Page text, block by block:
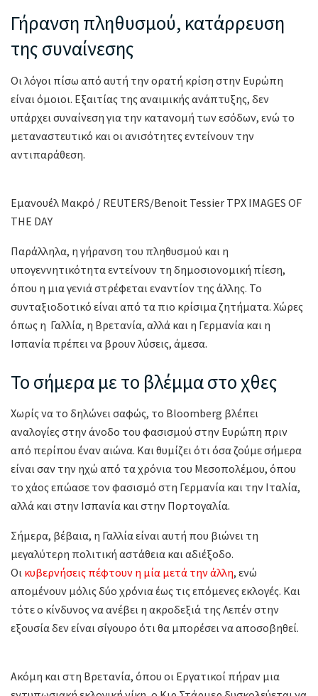
Γήρανση πληθυσμού, κατάρρευση
της συναίνεσης
Οι λόγοι πίσω από αυτή την ορατή κρίση στην Ευρώπη
είναι όμοιοι. Εξαιτίας της αναιμικής ανάπτυξης, δεν
υπάρχει συναίνεση για την κατανομή των εσόδων, ενώ το
μεταναστευτικό και οι ανισότητες εντείνουν την
αντιπαράθεση.
Εμανουέλ Μακρό / REUTERS/Benoit Tessier TPX IMAGES OF
THE DAY
Παράλληλα, η γήρανση του πληθυσμού και η
υπογεννητικότητα εντείνουν τη δημοσιονομική πίεση,
όπου η μια γενιά στρέφεται εναντίον της άλλης. Το
συνταξιοδοτικό είναι από τα πιο κρίσιμα ζητήματα. Χώρες
όπως η Γαλλία, η Βρετανία, αλλά και η Γερμανία και η
Ισπανία πρέπει να βρουν λύσεις, άμεσα.
Το σήμερα με το βλέμμα στο χθες
Χωρίς να το δηλώνει σαφώς, το Bloomberg βλέπει
αναλογίες στην άνοδο του φασισμού στην Ευρώπη πριν
από περίπου έναν αιώνα. Και θυμίζει ότι όσα ζούμε σήμερα
είναι σαν την ηχώ από τα χρόνια του Μεσοπολέμου, όπου
το χάος επώασε τον φασισμό στη Γερμανία και την Ιταλία,
αλλά και στην Ισπανία και στην Πορτογαλία.
Σήμερα, βέβαια, η Γαλλία είναι αυτή που βιώνει τη
μεγαλύτερη πολιτική αστάθεια και αδιέξοδο.
Οι κυβερνήσεις πέφτουν η μία μετά την άλλη, ενώ
απομένουν μόλις δύο χρόνια έως τις επόμενες εκλογές. Και
τότε ο κίνδυνος να ανέβει η ακροδεξιά της Λεπέν στην
εξουσία δεν είναι σίγουρο ότι θα μπορέσει να αποσοβηθεί.
Ακόμη και στη Βρετανία, όπου οι Εργατικοί πήραν μια